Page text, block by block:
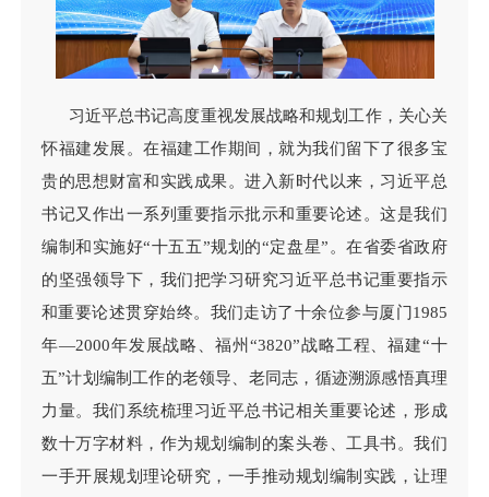
习近平总书记高度重视发展战略和规划工作，关心关
怀福建发展。在福建工作期间，就为我们留下了很多宝
贵的思想财富和实践成果。进入新时代以来，习近平总
书记又作出一系列重要指示批示和重要论述。这是我们
编制和实施好“十五五”规划的“定盘星”。在省委省政府
的坚强领导下，我们把学习研究习近平总书记重要指示
和重要论述贯穿始终。我们走访了十余位参与厦门1985
年—2000年发展战略、福州“3820”战略工程、福建“十
五”计划编制工作的老领导、老同志，循迹溯源感悟真理
力量。我们系统梳理习近平总书记相关重要论述，形成
数十万字材料，作为规划编制的案头卷、工具书。我们
一手开展规划理论研究，一手推动规划编制实践，让理